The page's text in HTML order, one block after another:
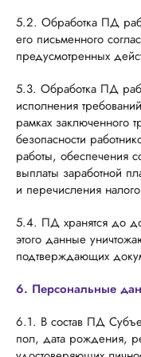
5.2. Обработка ПД
его письменного
предусмотренных
5.3. Обработка ПД
исполнения
рамках заключенного
безопасности
работы, обеспечения
выплаты заработной
и перечисления
5.4. ПД хранятся до
этого данные
подтверждающих
6. Персональные
6.1. В состав ПД
пол, дата рождения,